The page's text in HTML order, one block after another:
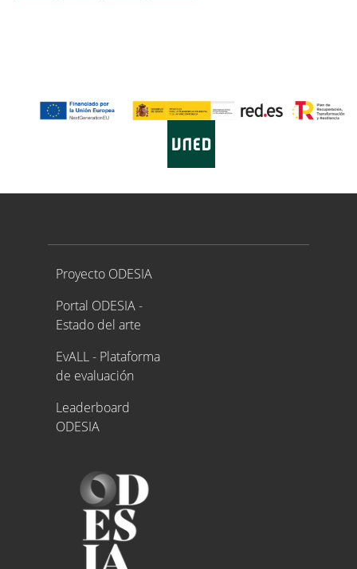
Proyecto ODESIA
Proyecto ODESIA
Portal ODESIA -
Estado del arte
EvALL - Plataforma
de evaluación
Leaderboard
ODESIA